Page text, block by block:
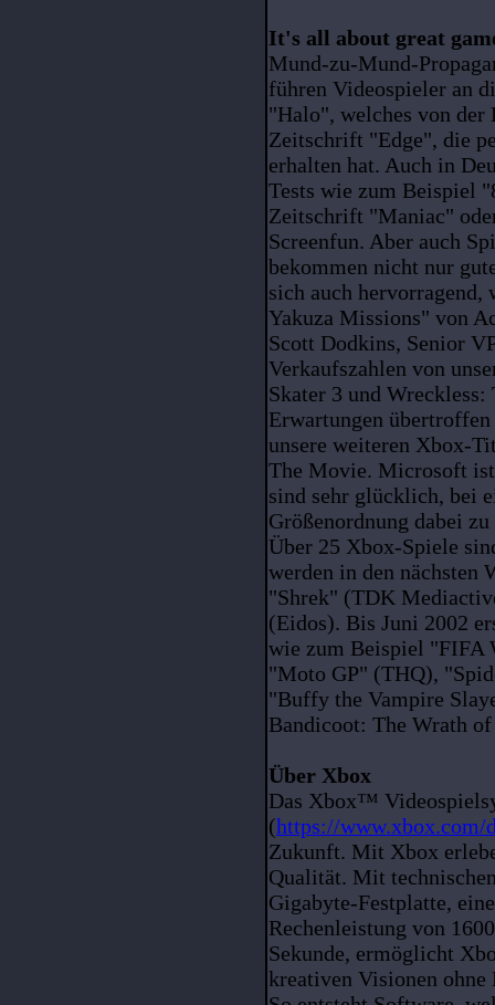
It's all about great
Mund-zu-Mund-
führen Videospieler an
"Halo", welches von
Zeitschrift "Edge", die
erhalten hat. Auch in
Tests wie zum Beispiel
Zeitschrift "Maniac"
Screenfun. Aber auch
bekommen nicht nur
sich auch
Yakuza Missions" von
Scott Dodkins, Senior
Verkaufszahlen von
Skater 3 und Wreckless:
Erwartungen
unsere weiteren Xbox-
The Movie. Microsoft
sind sehr glücklich, bei
Größenordnung dabei
Über 25 Xbox-Spiele
werden in den nächsten
"Shrek" (TDK
(Eidos). Bis Juni 2002
wie zum Beispiel "FIFA
"Moto GP" (THQ),
"Buffy the Vampire
Bandicoot: The Wrath
Über Xbox
Das Xbox™
(https://www.xbox.com/
Zukunft. Mit Xbox
Qualität. Mit
Gigabyte-Festplatte,
Rechenleistung von
Sekunde, ermöglicht
kreativen Visionen